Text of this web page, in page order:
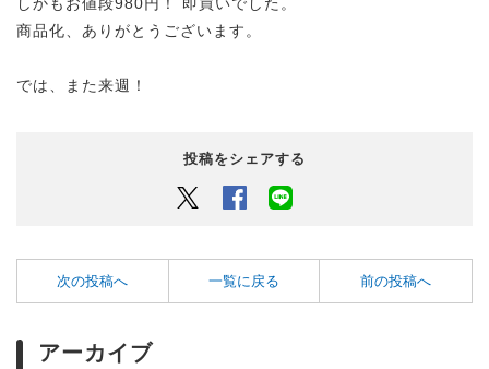
商品化、ありがとうございます。
では、また来週！
投稿をシェアする
Twitter Facebook
次の投稿へ 一覧に戻る 前の投稿へ
アーカイブ